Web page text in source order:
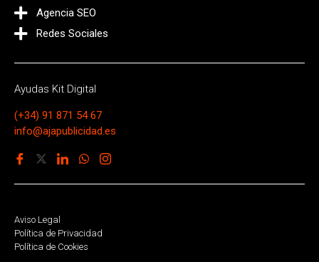
Agencia SEO
Redes Sociales
Ayudas Kit Digital
(+34) 91 871 54 67
info@ajapublicidad.es
Aviso Legal
Política de Privacidad
Política de Cookies